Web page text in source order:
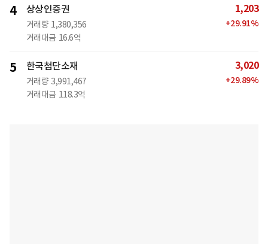
4 상상인증권
거래량 1,380,356
거래대금 16.6억
1,203
+29.91%
5 한국첨단소재
거래량 3,991,467
거래대금 118.3억
3,020
+29.89%